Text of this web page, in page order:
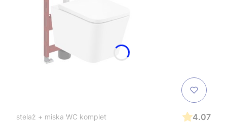
stelaż + miska WC komplet
4.07